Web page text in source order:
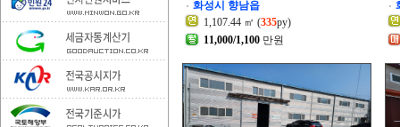
화성시 향남읍
1,107.44 ㎡ (335py)
11,000/1,100 만원